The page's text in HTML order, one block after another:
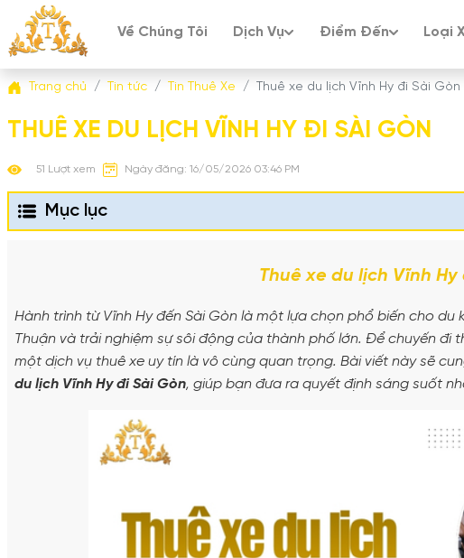
Về Chúng Tôi Dịch Vụ Điểm Đến Loại
Trang chủ Tin tức Tin Thuê Xe Thuê xe du lịch Vĩnh Hy đi Sài Gòn
THUÊ XE DU LỊCH VĨNH HY ĐI SÀI GÒN
51 Lượt xem Ngày đăng: 16/05/2026 03:46 PM
Mục lục
Thuê xe du lịch Vĩnh Hy
Hành trình từ Vĩnh Hy đến Sài Gòn là một lựa chọn phổ biến cho
Thuận và trải nghiệm sự sôi động của thành phố lớn. Để chuyến đi
một dịch vụ thuê xe uy tín là vô cùng quan trọng. Bài viết này sẽ
du lịch Vĩnh Hy đi Sài Gòn, giúp bạn đưa ra quyết định sáng suốt